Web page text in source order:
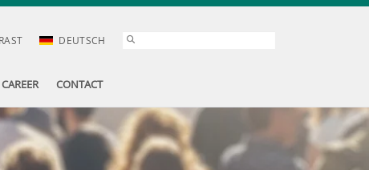
DEUTSCH
CAREER CONTACT